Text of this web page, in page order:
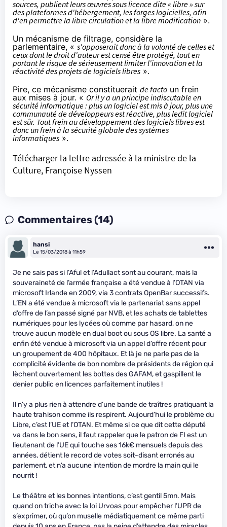
sources, publient leurs œuvres sous licence dite « libre » sur
des plateformes d'hébergement, les forges logicielles, afin
d'en permettre la libre circulation et la libre modification ».
Un mécanisme de filtrage, considère la
parlementaire, « s'opposerait donc à la volonté de celles et
ceux dont le droit d'auteur est censé être protégé, tout en
portant le risque de sérieusement limiter l'innovation et la
réactivité des projets de logiciels libres ».
Pire, ce mécanisme constituerait de facto un frein
aux mises à jour. « Or il y a un principe indiscutable en
sécurité informatique : plus un logiciel est mis à jour, plus une
communauté de développeurs est réactive, plus ledit logiciel
est sûr. Tout frein au développement des logiciels libres est
donc un frein à la sécurité globale des systèmes
informatiques ».
Télécharger la lettre adressée à la ministre de la
Culture, Françoise Nyssen
Commentaires (14)
hansi
Le 15/03/2018 à 11h59
Je ne sais pas si l’Aful et l’Adullact sont au courant, mais la
souveraineté de l’armée française a été vendue à l’OTAN via
microsoft Irlande en 2009, via 3 contrats OpenBar successifs.
L’EN a été vendue à microsoft via le partenariat sans appel
d’offre de l’an passé signé par NVB, et les achats de tablettes
numériques pour les lycées où comme par hasard, on ne
trouve aucun modèle en dual boot ou sous OS libre. La santé a
enfin été vendue à microsoft via un appel d’offre récent pour
un groupement de 400 hôpitaux. Et là je ne parle pas de la
complicité évidente de bon nombre de présidents de région qui
lèchent ouvertement les bottes des GAFAM, et gaspillent le
denier public en licences parfaitement inutiles !
Il n’y a plus rien à attendre d’une bande de traîtres pratiquant la
haute trahison comme ils respirent. Aujourd’hui le problème du
Libre, c’est l’UE et l’OTAN. Et même si ce que dit cette député
va dans le bon sens, il faut rappeler que le patron de FI est un
lieutenant de l’UE qui touche ses 16k€ mensuels depuis des
années, détient le record de votes soit-disant erronés au
parlement, et n’a aucune intention de mordre la main qui le
nourrit !
Le théâtre et les bonnes intentions, c’est gentil 5mn. Mais
quand on triche avec la loi Urvoas pour empêcher l’UPR de
s’exprimer, où qu’on muselle médiatiquement ce même parti